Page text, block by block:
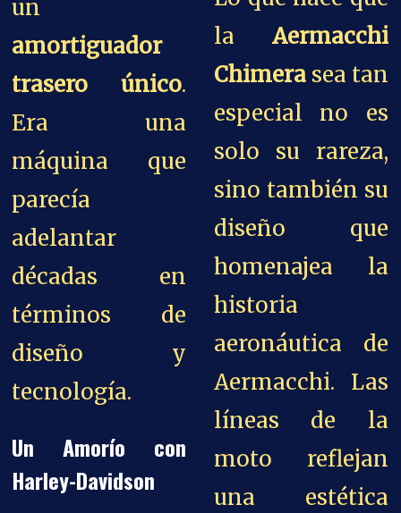
un
amortiguador
trasero único.
Era una
máquina que
parecía
adelantar
décadas en
términos de
diseño y
tecnología.
Un Amorío con
Harley-Davidson
la Aermacchi
Chimerasea tan
especial no es
solo su rareza,
sino también su
diseño que
homenajea la
historia
aeronáutica de
Aermacchi. Las
líneas de la
moto reflejan
una estética